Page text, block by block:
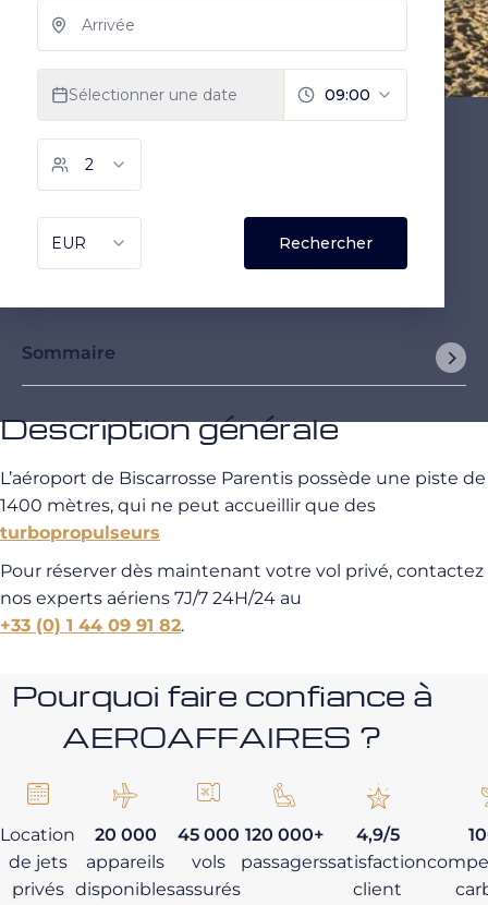
Sommaire
Description générale
L’aéroport de Biscarrosse Parentis possède une piste de
1400 mètres, qui ne peut accueillir que des
turbopropulseurs
Pour réserver dès maintenant votre vol privé, contactez
nos experts aériens 7J/7 24H/24 au
+33 (0) 1 44 09 91 82.
Pourquoi faire confiance à
AEROAFFAIRES ?
Location
de jets
privés
20 000
appareils
disponibles
45 000
vols
assurés
120 000+
passagers
4,9/5
satisfaction
client